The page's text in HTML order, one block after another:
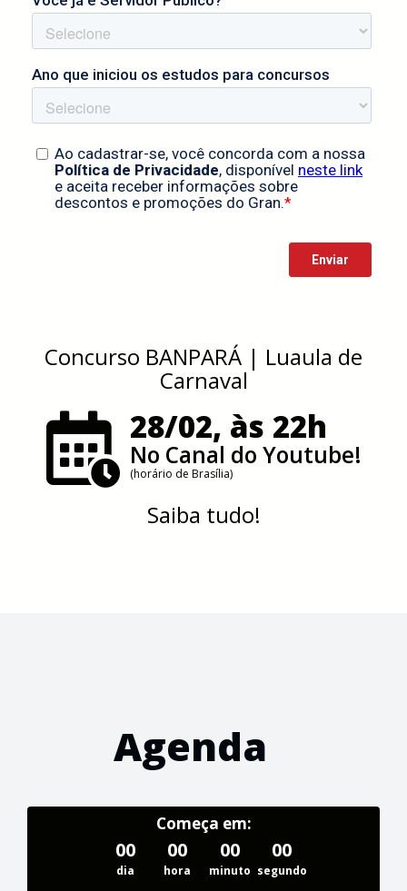
Concurso BANPARÁ | Luaula de
Carnaval
28/02, às 22h
No Canal do Youtube!
(horário de Brasília)
Saiba tudo!
Agenda
Começa em:
00
dia
00
hora
00
minuto
00
segundo